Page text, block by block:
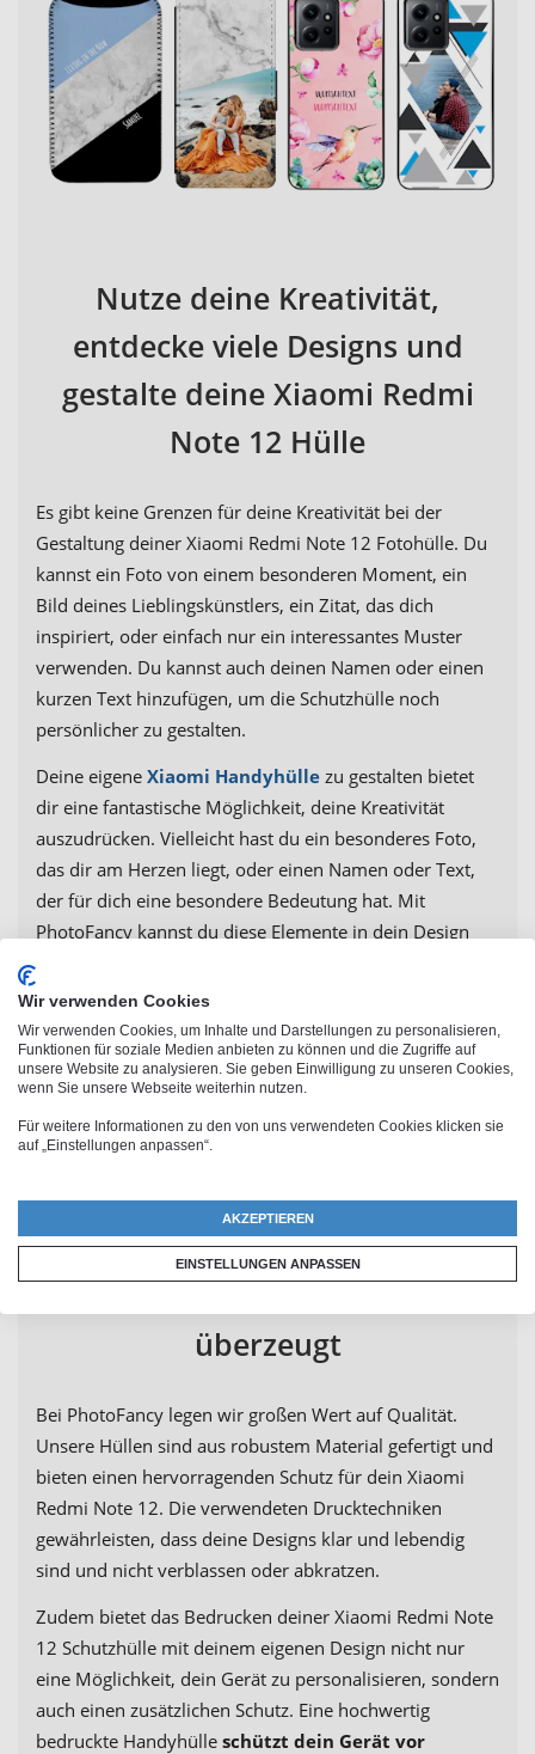
Nutze deine Kreativität,
entdecke viele Designs und
gestalte deine Xiaomi Redmi
Note 12 Hülle
Es gibt keine Grenzen für deine Kreativität bei der
Gestaltung deiner Xiaomi Redmi Note 12 Fotohülle. Du
kannst ein Foto von einem besonderen Moment, ein
Bild deines Lieblingskünstlers, ein Zitat, das dich
inspiriert, oder einfach nur ein interessantes Muster
verwenden. Du kannst auch deinen Namen oder einen
kurzen Text hinzufügen, um die Schutzhülle noch
persönlicher zu gestalten.
Deine eigene Xiaomi Handyhülle zu gestalten bietet
dir eine fantastische Möglichkeit, deine Kreativität
auszudrücken. Vielleicht hast du ein besonderes Foto,
das dir am Herzen liegt, oder einen Namen oder Text,
der für dich eine besondere Bedeutung hat. Mit
PhotoFancy kannst du diese Elemente in dein Design
wirklich einzigartig ist. Ob es sich um ein
einem unvergesslichen Urlaub, ein geliebtes
Haustier oder einfach nur deinen Namen in einer
auffälligen Schrift handelt - die Möglichkeiten sind
endlos.
Deine Xiaomi Redmi Note 12
Schutzhülle: Qualität, die
überzeugt
Bei PhotoFancy legen wir großen Wert auf Qualität.
Unsere Hüllen sind aus robustem Material gefertigt und
bieten einen hervorragenden Schutz für dein Xiaomi
Redmi Note 12. Die verwendeten Drucktechniken
gewährleisten, dass deine Designs klar und lebendig
sind und nicht verblassen oder abkratzen.
Zudem bietet das Bedrucken deiner Xiaomi Redmi Note
12 Schutzhülle mit deinem eigenen Design nicht nur
eine Möglichkeit, dein Gerät zu personalisieren, sondern
auch einen zusätzlichen Schutz. Eine hochwertig
bedruckte Handyhülle schützt dein Gerät vor
Wir verwenden Cookies
Wir verwenden Cookies, um Inhalte und Darstellungen zu personalisieren,
Funktionen für soziale Medien anbieten zu können und die Zugriffe auf
unsere Website zu analysieren. Sie geben Einwilligung zu unseren Cookies,
wenn Sie unsere Webseite weiterhin nutzen.
Für weitere Informationen zu den von uns verwendeten Cookies klicken sie
auf „Einstellungen anpassen“.
AKZEPTIEREN
EINSTELLUNGEN ANPASSEN